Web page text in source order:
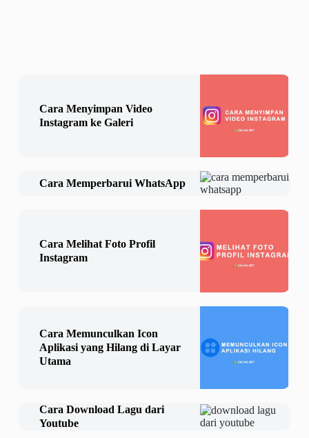
Cara Menyimpan Video
Instagram ke Galeri
Cara Memperbarui WhatsApp
Cara Melihat Foto Profil
Instagram
Cara Memunculkan Icon
Aplikasi yang Hilang di Layar
Utama
Cara Download Lagu dari
Youtube